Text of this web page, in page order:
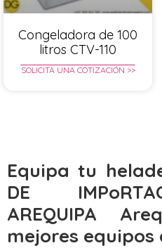
Congeladora de 100
litros CTV-110
SOLICITA UNA COTIZACIÓN >>
Equipa tu
DE
AREQUIPA
mejores